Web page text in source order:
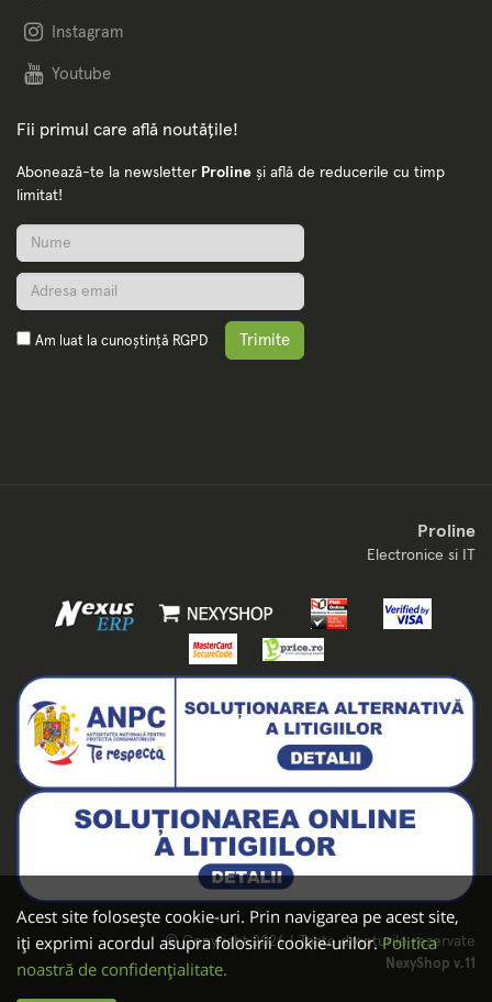
Acest site folosește cookie-uri. Prin navigarea pe acest site,
iți exprimi acordul asupra folosirii cookie-urilor.Politica
noastră de confidențialitate.
Instagram
Youtube
Fii primul care află noutățile!
Abonează-te la newsletter Proline și află de reducerile cu timp
limitat!
Am luat la cunoștință RGPD Trimite
Proline
Electronice si IT
© Copyright 2026 | Toate drepturile rezervate
NexyShop v.11